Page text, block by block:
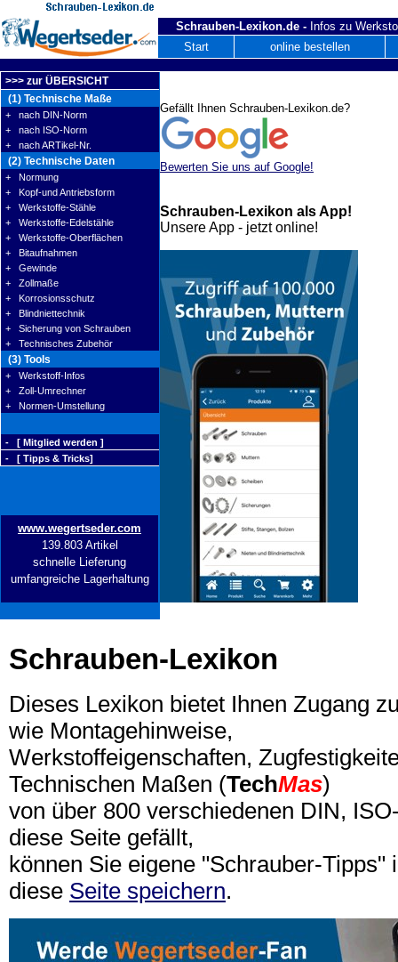
Schrauben-Lexikon.de - Infos zu
Start
online bestellen
>>> zur ÜBERSICHT
(1) Technische Maße
+ nach DIN-Norm
+ nach ISO-Norm
+ nach ARTikel-Nr.
(2) Technische Daten
+ Normung
+ Kopf-und Antriebsform
+ Werkstoffe-Stähle
+ Werkstoffe-Edelstähle
+ Werkstoffe-Oberflächen
+ Bitaufnahmen
+ Gewinde
+ Zollmaße
+ Korrosionsschutz
+ Blindniettechnik
+ Sicherung von Schrauben
+ Technisches Zubehör
(3) Tools
+ Werkstoff-Infos
+ Zoll-Umrechner
+ Normen-Umstellung
- [ Mitglied werden ]
- [ Tipps & Tricks]
www.wegertseder.com
139.803 Artikel
schnelle Lieferung
umfangreiche Lagerhaltung
Schrauben-Lexikon
Dieses Lexikon bietet Ihnen Zugang
wie Montagehinweise,
Werkstoffeigenschaften,
Technischen Maßen (TechMas)
von über 800 verschiedenen DIN,
diese Seite gefällt,
können Sie eigene "Schrauber-Tipps"
diese Seite speichern.
Gefällt Ihnen Schrauben-Lexikon.de?
Bewerten Sie uns auf Google!
Schrauben-Lexikon als App!
Unsere App - jetzt online!